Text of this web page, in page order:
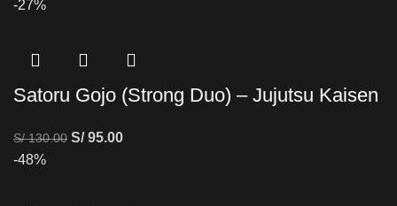
-27%
Satoru Gojo (Strong Duo) – Jujutsu Kaisen
S/130.00 S/95.00
-48%